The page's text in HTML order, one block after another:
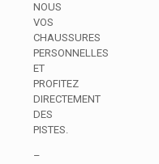
NOUS
VOS
CHAUSSURES
PERSONNELLES
ET
PROFITEZ
DIRECTEMENT
DES
PISTES.
–